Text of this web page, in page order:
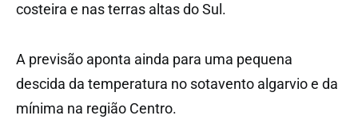
costeira e nas terras altas do Sul.
A previsão aponta ainda para uma pequena
descida da temperatura no sotavento algarvio e da
mínima na região Centro.